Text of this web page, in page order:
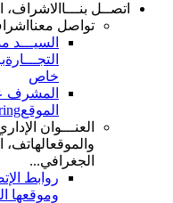
اتصــل بنـــا الاشراف،
تواصل معنا
السيـــد
التجـــارة
خاص
المشرف
الموقع
العنـــوان
والموقعالهاتف،
الجغرافي...
روابط
وموقعها